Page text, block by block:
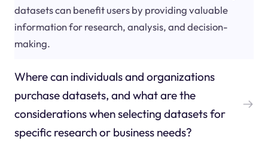
datasets can benefit users by providing valuable
information for research, analysis, and decision-
making.
Where can individuals and organizations
purchase datasets, and what are the
considerations when selecting datasets for
specific research or business needs?